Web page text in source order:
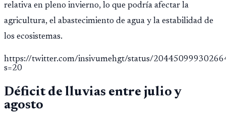
relativa en pleno invierno, lo que podría afectar la
agricultura, el abastecimiento de agua y la estabilidad de
los ecosistemas.
https://twitter.com/insivumehgt/status/
s=20
Déficit de lluvias entre julio y
agosto